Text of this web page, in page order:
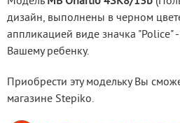
дизайн, выполнены в черном
аппликацией виде значка "Police"
Вашему ребенку.
Приобрести эту модельку Вы
магазине Stepiko.